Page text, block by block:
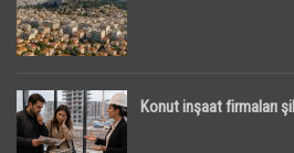
Konut inşaat firmaları